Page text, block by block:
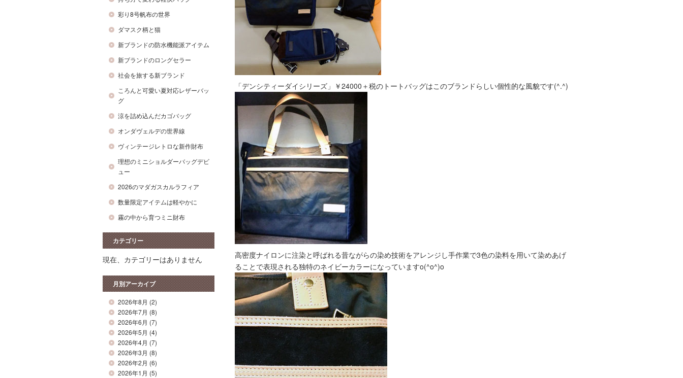
彩り8号帆布の世界
ダマスク柄と猫
新ブランドの防水機能派アイテム
新ブランドのロングセラー
社会を旅する新ブランド
ころんと可愛い夏対応レザーバッ
グ
涼を詰め込んだカゴバッグ
オンダヴェルデの世界線
ヴィンテージレトロな新作財布
理想のミニショルダーバッグデビ
ュー
2026のマダガスカルラフィア
数量限定アイテムは軽やかに
霧の中から育つミニ財布
カテゴリー
現在、カテゴリーはありません
月別アーカイブ
2026年8月 (2)
2026年7月 (8)
2026年6月 (7)
2026年5月 (4)
2026年4月 (7)
2026年3月 (8)
2026年2月 (6)
2026年1月 (5)
「デンシティーダイシリーズ」￥24000＋税のトートバッグはこのブランドらしい個性的な風貌です(^.^)
高密度ナイロンに注染と呼ばれる昔ながらの染め技術をアレンジし手作業で3色の染料を用いて染めあげ
ることで表現される独特のネイビーカラーになっていますo(^o^)o